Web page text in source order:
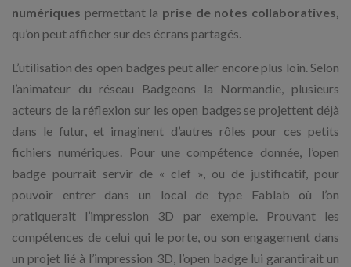
numériques permettant la prise de notes collaboratives,
qu’on peut afficher sur des écrans partagés.
L’utilisation des open badges peut aller encore plus loin. Selon
l’animateur du réseau Badgeons la Normandie, plusieurs
acteurs de la réflexion sur les open badges se projettent déjà
dans le futur, et imaginent d’autres rôles pour ces petits
fichiers numériques. Pour une compétence donnée, l’open
badge pourrait servir de « clef », ou de justificatif, pour
pouvoir entrer dans un local de type Fablab où l’on
pratiquerait l’impression 3D par exemple. Prouvant les
compétences de celui qui le porte, ou son engagement dans
un projet lié à l’impression 3D, l’open badge lui garantirait un